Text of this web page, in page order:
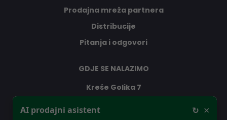
Prodajna mreža partnera
Distribucije
Pitanja i odgovori
GDJE SE NALAZIMO
Kreše Golika 7
AI prodajni asistent ↻ ×